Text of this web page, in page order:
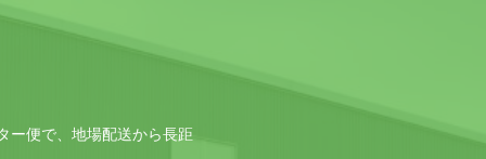
ー便で、地場配送から長距